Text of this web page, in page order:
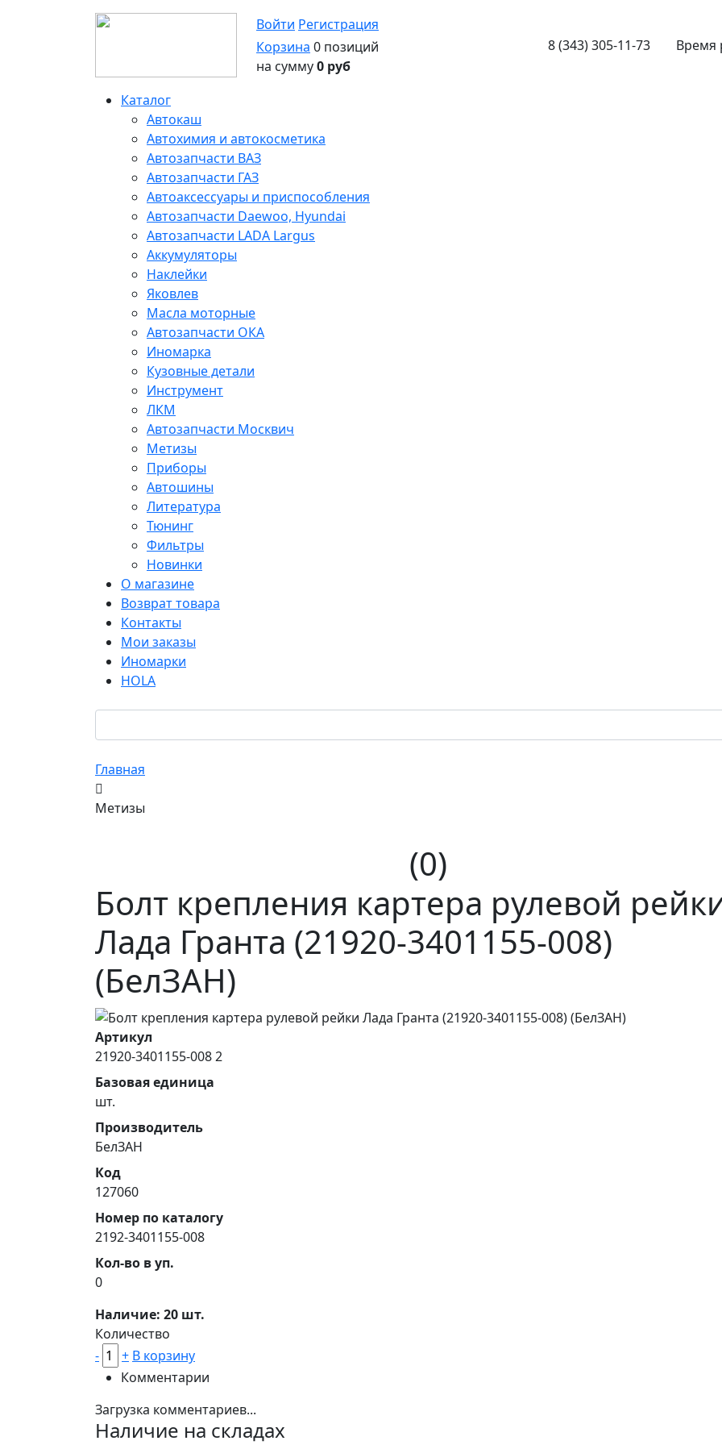
Войти Регистрация
Корзина 0 позиций
на сумму0 руб
8 (343) 305-11-73 Время
Каталог
Автокаш
Автохимия и автокосметика
Автозапчасти ВАЗ
Автозапчасти ГАЗ
Автоаксессуары и приспособления
Автозапчасти Daewoo, Hyundai
Автозапчасти LADA Largus
Аккумуляторы
Наклейки
Яковлев
Масла моторные
Автозапчасти ОКА
Иномарка
Кузовные детали
Инструмент
ЛКМ
Автозапчасти Москвич
Метизы
Приборы
Автошины
Литература
Тюнинг
Фильтры
Новинки
О магазине
Возврат товара
Контакты
Мои заказы
Иномарки
HOLA
Главная
Метизы
(0)
Болт крепления картера рулевой
Лада Гранта (21920-3401155-008)
(БелЗАН)
Артикул
21920-3401155-008 2
Базовая единица
шт.
Производитель
БелЗАН
Код
127060
Номер по каталогу
2192-3401155-008
Кол-во в уп.
0
Наличие: 20 шт.
Количество
-
+ В корзину
Комментарии
Загрузка комментариев...
Наличие на складах